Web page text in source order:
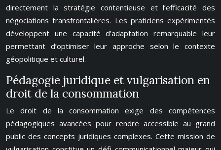
directement la stratégie contentieuse et l’efficacité des
négociations transfrontalières. Les praticiens expérimentés
développent une capacité d’adaptation remarquable leur
permettant d’optimiser leur approche selon le contexte
géopolitique et culturel.
Pédagogie juridique et vulgarisation en
droit de la consommation
Le droit de la consommation exige des compétences
pédagogiques avancées pour rendre accessible au grand
public des concepts juridiques complexes. Cette mission de